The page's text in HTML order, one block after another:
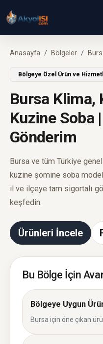
Anasayfa Bölgeler
Bölgeye Özel Ürün ve
Bursa Klima,
Kuzine Soba |
Gönderim
Bursa ve tüm Türkiye
kuzine şömine soba
il ve ilçeye tam sigortalı
keşfedin.
Ürünleri İncele
Bu Bölge İçin
Bölgeye Uygun
Bursa için öne çıkan